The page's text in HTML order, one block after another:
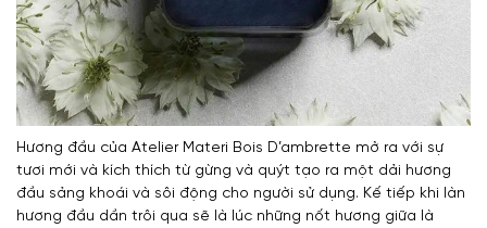
Hương đầu của Atelier Materi Bois D’ambrette mở ra với sự
tươi mới và kích thích từ gừng và quýt tạo ra một dải hương
đầu sảng khoái và sôi động cho người sử dụng. Kế tiếp khi làn
hương đầu dần trôi qua sẽ là lúc những nốt hương giữa là